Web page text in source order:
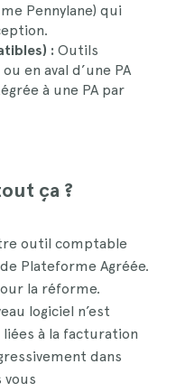
Pennylane) qui
: Outils
en aval d’une PA
à une PA par
ça ?
outil comptable
Plateforme Agréée.
la réforme.
logiciel n’est
à la facturation
dans